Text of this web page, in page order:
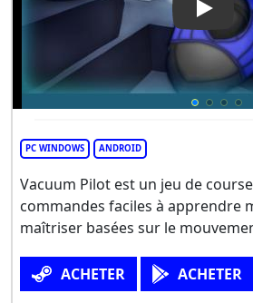
Play
PC WINDOWS ANDROID
Vacuum Pilot est un jeu de
commandes faciles à apprendre
maîtriser basées sur le
ACHETER ACHETER